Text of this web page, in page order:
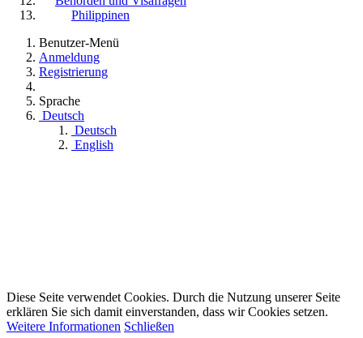
Philippinen
Benutzer-Menü
Anmeldung
Registrierung
Sprache
Deutsch
Deutsch
English
Diese Seite verwendet Cookies. Durch die Nutzung unserer Seite
erklären Sie sich damit einverstanden, dass wir Cookies setzen.
Weitere Informationen Schließen